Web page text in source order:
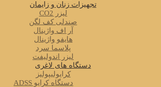
تجهیزات زنان و زایمان
لیزر CO2
صندلی کف لگن
آر اف واژینال
هایفو واژینال
پلاسما سرد
لیزر اندولیفت
دستگاه های لاغری
کرایولیپولیز
دستگاه کرایو ADSS